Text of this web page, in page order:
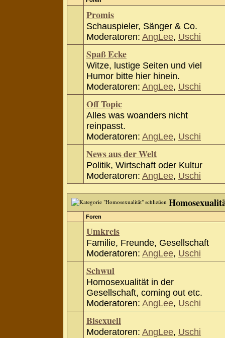
Promis
Schauspieler, Sänger & Co.
Moderatoren: AngLee, Uschi
Spaß Ecke
Witze, lustige Seiten und viel
Humor bitte hier hinein.
Moderatoren: AngLee, Uschi
Off Topic
Alles was woanders nicht
reinpasst.
Moderatoren: AngLee, Uschi
News aus der Welt
Politik, Wirtschaft oder Kultur
Moderatoren: AngLee, Uschi
Foren
Umkreis
Familie, Freunde, Gesellschaft
Moderatoren: AngLee, Uschi
Schwul
Homosexualität in der
Gesellschaft, coming out etc.
Moderatoren: AngLee, Uschi
Bisexuell
Moderatoren: AngLee, Uschi